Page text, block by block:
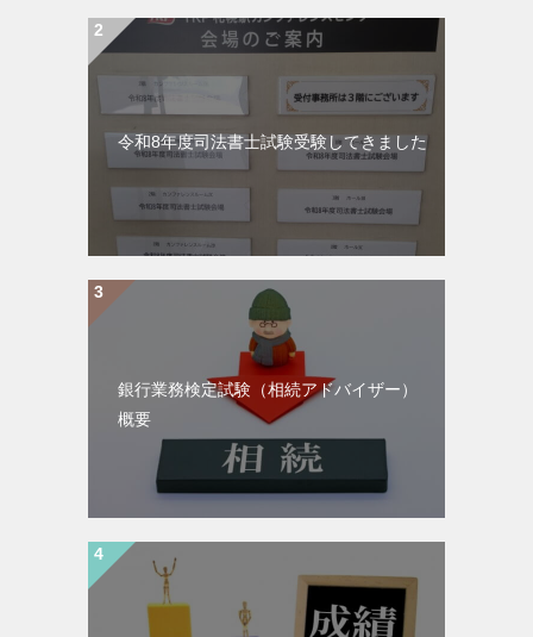
令和8年度司法書士試験受験してきました
銀行業務検定試験（相続アドバイザー）
概要